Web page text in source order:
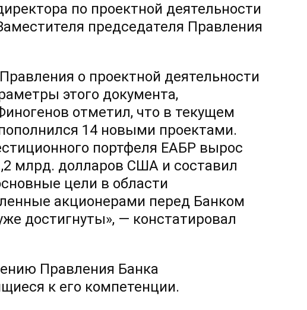
по проектной деятельности
председателя Правления
о проектной деятельности
этого документа,
отметил, что в текущем
14 новыми проектами.
портфеля ЕАБР вырос
млрд. долларов США и составил
цели в области
акционерами перед Банком
достигнуты», — констатировал
Правления Банка
к его компетенции.